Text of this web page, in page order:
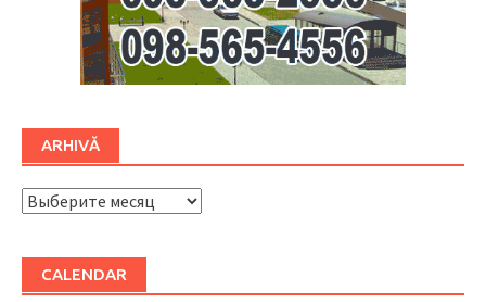
ARHIVĂ
ARHIVĂ
CALENDAR